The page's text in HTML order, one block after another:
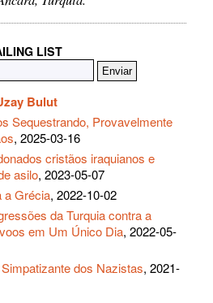
LIST
Bulut
Sequestrando, Provavelmente
, 2025-03-16
cristãos iraquianos e
asilo, 2023-05-07
a Grécia, 2022-10-02
da Turquia contra a
em Um Único Dia, 2022-05-
dos Nazistas, 2021-